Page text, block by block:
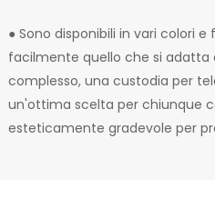
● Sono disponibili in vari colori
facilmente quello che si adatta
complesso, una custodia per
un'ottima scelta per chiunque
esteticamente gradevole per